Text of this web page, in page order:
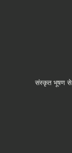
संस्कृत भूषण से